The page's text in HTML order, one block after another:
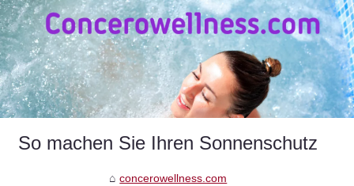
So machen Sie Ihren Sonnenschutz
concerowellness.com